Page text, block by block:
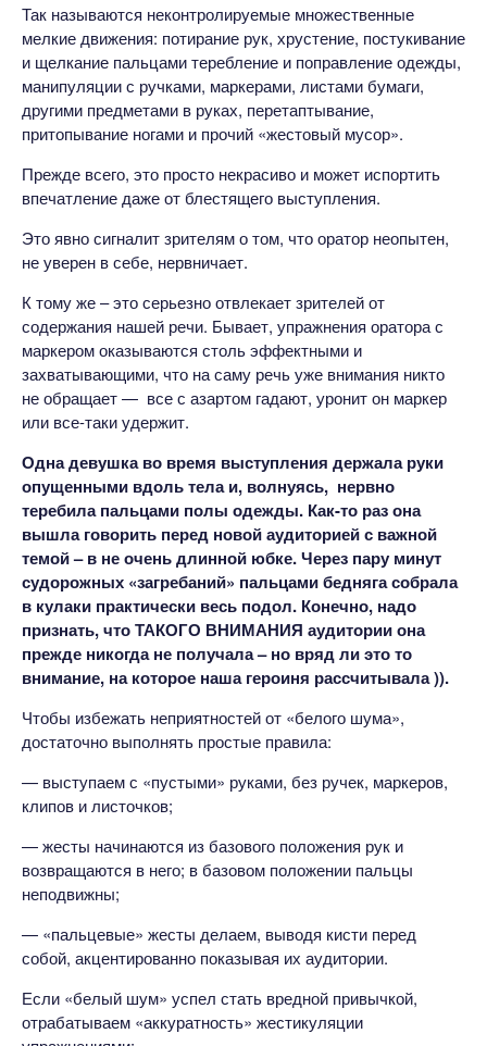
Так называются неконтролируемые множественные
мелкие движения: потирание рук, хрустение, постукивание
и щелкание пальцами теребление и поправление одежды,
манипуляции с ручками, маркерами, листами бумаги,
другими предметами в руках, перетаптывание,
притопывание ногами и прочий «жестовый мусор».
Прежде всего, это просто некрасиво и может испортить
впечатление даже от блестящего выступления.
Это явно сигналит зрителям о том, что оратор неопытен,
не уверен в себе, нервничает.
К тому же – это серьезно отвлекает зрителей от
содержания нашей речи. Бывает, упражнения оратора с
маркером оказываются столь эффектными и
захватывающими, что на саму речь уже внимания никто
не обращает — все с азартом гадают, уронит он маркер
или все-таки удержит.
Одна девушка во время выступления держала руки
опущенными вдоль тела и, волнуясь, нервно
теребила пальцами полы одежды. Как-то раз она
вышла говорить перед новой аудиторией с важной
темой – в не очень длинной юбке. Через пару минут
судорожных «загребаний» пальцами бедняга собрала
в кулаки практически весь подол. Конечно, надо
признать, что ТАКОГО ВНИМАНИЯ аудитории она
прежде никогда не получала – но вряд ли это то
внимание, на которое наша героиня рассчитывала )).
Чтобы избежать неприятностей от «белого шума»,
достаточно выполнять простые правила:
— выступаем с «пустыми» руками, без ручек, маркеров,
клипов и листочков;
— жесты начинаются из базового положения рук и
возвращаются в него; в базовом положении пальцы
неподвижны;
— «пальцевые» жесты делаем, выводя кисти перед
собой, акцентированно показывая их аудитории.
Если «белый шум» успел стать вредной привычкой,
отрабатываем «аккуратность» жестикуляции